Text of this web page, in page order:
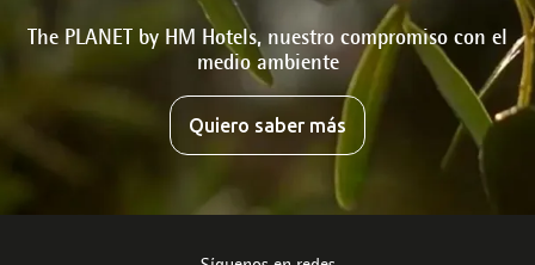
The PLANET by HM Hotels, nuestro compromiso con el
medio ambiente
Quiero saber más